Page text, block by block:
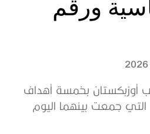
خماسية ورقم
أوزبكستان بخمسة أهداف
التي جمعت بينهما اليوم